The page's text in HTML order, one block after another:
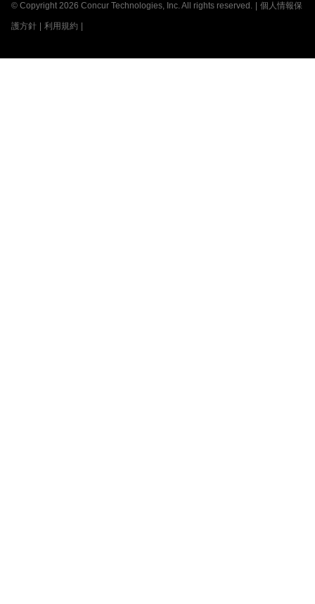
© Copyright 2026 Concur Technologies, Inc. All rights reserved. 個人情報保
護方針 利用規約